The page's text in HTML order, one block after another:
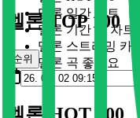
멜론 일간 차트
멜론 기간 별 차트
멜론 스트리밍 카드
멜론 곡 좋아요
멜론 TOP 100
순위